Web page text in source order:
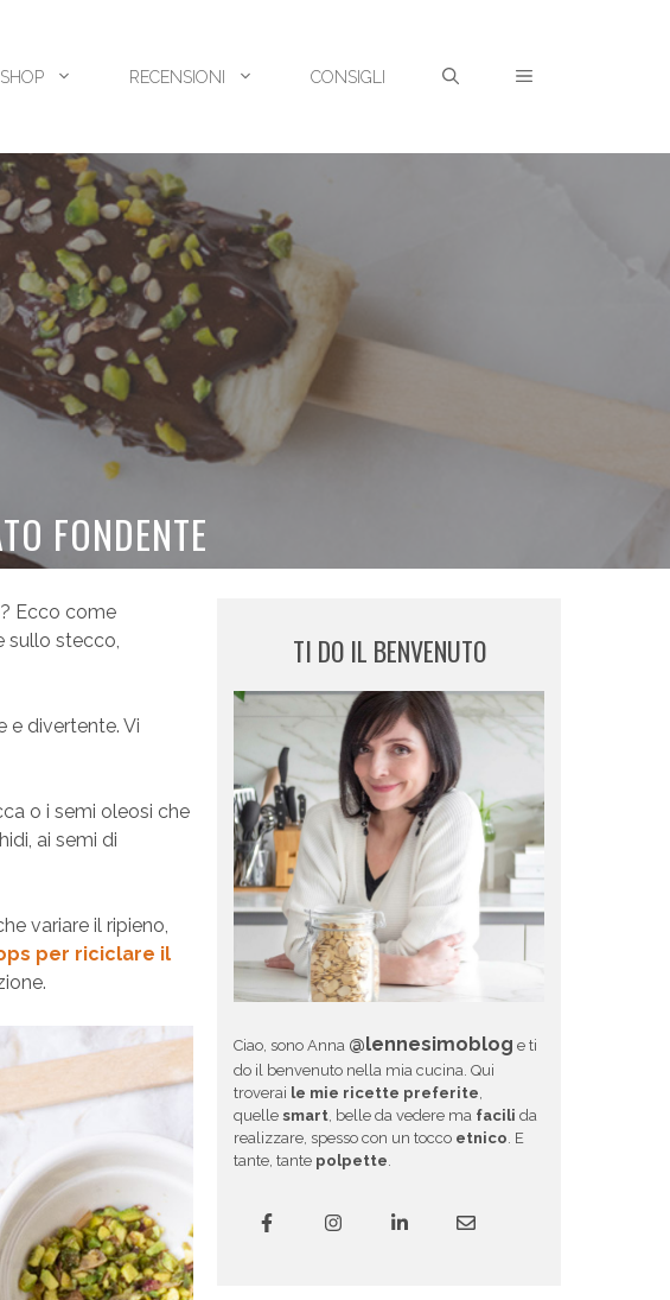
SHOP RECENSIONI CONSIGLI
FONDENTE
Ecco come
sullo stecco,
e divertente. Vi
o i semi oleosi che
ai semi di
variare il ripieno,
per riciclare il
TI DO IL BENVENUTO
Ciao, sono Anna @lennesimoblog e ti
do il benvenuto nella mia cucina. Qui
troverai le mie ricette preferite,
quelle smart, belle da vedere ma facili da
realizzare, spesso con un tocco etnico. E
tante, tante polpette.